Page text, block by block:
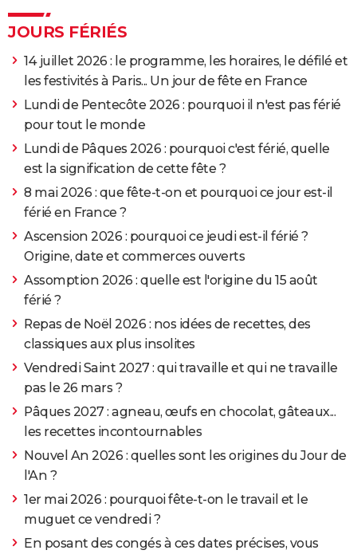
JOURS FÉRIÉS
14 juillet 2026 : le programme, les horaires, le défilé et
les festivités à Paris... Un jour de fête en France
Lundi de Pentecôte 2026 : pourquoi il n'est pas férié
pour tout le monde
Lundi de Pâques 2026 : pourquoi c'est férié, quelle
est la signification de cette fête ?
8 mai 2026 : que fête-t-on et pourquoi ce jour est-il
férié en France ?
Ascension 2026 : pourquoi ce jeudi est-il férié ?
Origine, date et commerces ouverts
Assomption 2026 : quelle est l'origine du 15 août
férié ?
Repas de Noël 2026 : nos idées de recettes, des
classiques aux plus insolites
Vendredi Saint 2027 : qui travaille et qui ne travaille
pas le 26 mars ?
Pâques 2027 : agneau, œufs en chocolat, gâteaux...
les recettes incontournables
Nouvel An 2026 : quelles sont les origines du Jour de
l'An ?
1er mai 2026 : pourquoi fête-t-on le travail et le
muguet ce vendredi ?
En posant des congés à ces dates précises, vous